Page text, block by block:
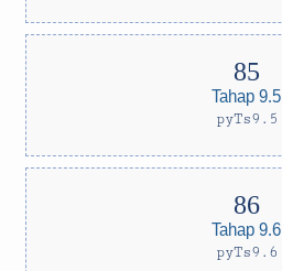
Tahap 9.5
pyTs9.5
Tahap 9.6
pyTs9.6